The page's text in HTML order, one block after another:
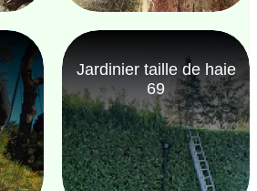
Jardinier taille de haie
69